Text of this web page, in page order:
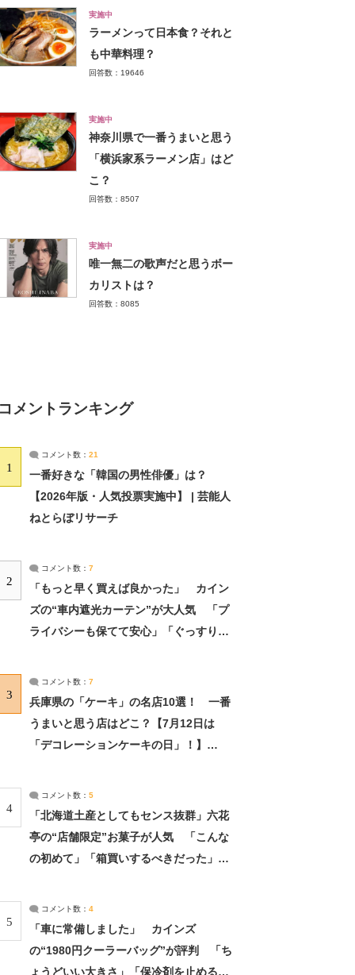
実施中
ラーメンって日本食？それと
も中華料理？
回答数：19646
実施中
神奈川県で一番うまいと思う
「横浜家系ラーメン店」はど
こ？
回答数：8507
実施中
唯一無二の歌声だと思うボー
カリストは？
回答数：8085
コメントランキング
1
コメント数： 21
一番好きな「韓国の男性俳優」は？
【2026年版・人気投票実施中】 | 芸能人
ねとらぼリサーチ
2
コメント数： 7
「もっと早く買えば良かった」 カイン
ズの“車内遮光カーテン”が大人気 「プ
ライバシーも保てて安心」「ぐっすり眠
3
コメント数： 7
兵庫県の「ケーキ」の名店10選！ 一番
うまいと思う店はどこ？【7月12日は
「デコレーションケーキの日」！】
4
コメント数： 5
「北海道土産としてもセンス抜群」六花
亭の“店舗限定”お菓子が人気 「こんな
の初めて」「箱買いするべきだった」
5
コメント数： 4
「車に常備しました」 カインズ
の“1980円クーラーバッグ”が評判 「ち
ょうどいい大きさ」「保冷剤を止めるベ